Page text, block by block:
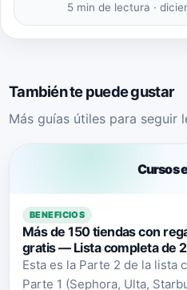
5 min de lectura ·
También te puede gustar
Más guías útiles para seguir
Cursos
BENEFICIOS
Más de 150 tiendas con
gratis — Lista completa de
Esta es la Parte 2 de la lista
Parte 1 (Sephora, Ulta,